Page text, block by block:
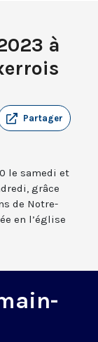
à
Partager
le samedi et
grâce
de Notre-
en l’église